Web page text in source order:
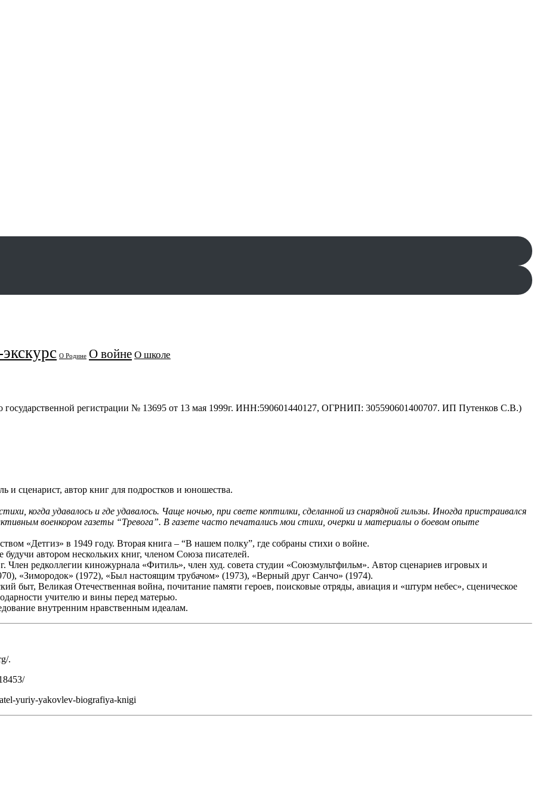
О Родине О войне О школе
государственной регистрации № 13695 от 13 мая 1999г. ИНН:590601440127, ОГРНИП: 305590601400707. ИП Путенков С.В.)
и сценарист, автор книг для подростков и юношества.
когда удавалось и где удавалось. Чаще ночью, при свете коптилки, сделанной из снарядной гильзы. Иногда пристраивался
военкором газеты “Тревога”. В газете часто печатались мои стихи, очерки и материалы о боевом опыте
«Детгиз» в 1949 году. Вторая книга – “В нашем полку”, где собраны стихи о войне.
автором нескольких книг, членом Союза писателей.
Член редколлегии киножурнала «Фитиль», член худ. совета студии «Союзмультфильм». Автор сценариев игровых и
«Зимородок» (1972), «Был настоящим трубачом» (1973), «Верный друг Санчо» (1974).
Великая Отечественная война, почитание памяти героев, поисковые отряды, авиация и «штурм небес», сценическое
учителю и вины перед матерью.
внутренним нравственным идеалам.
.
yuriy-yakovlev-biografiya-knigi